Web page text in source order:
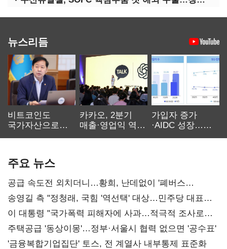
뉴스리듬
비트코인도
국가자산으로…'
카카오, 2분기
매출·영업익 역대
가입자 증가
·AIDC 성장…
주요 뉴스
공급 속도전 외치더니…황희, 난데없이 '폐버스
리모델링' 제안
송영길 측 "정청래, 국힘 '역선택' 대상…민주당 대표로
총선 지휘 못해"
이 대통령 "국가폭력 피해자에 사과…적극적 조사로
진실 밝혀야"
주택공급 '동상이몽'…정부·서울시 협력 없으면 '공수표'
'금융복합기업집단' 토스, 전 계열사 내부통제 표준화